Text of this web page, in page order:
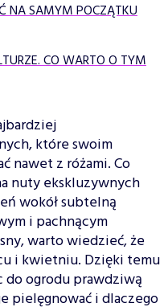
NA SAMYM POCZĄTKU
CO WARTO O TYM
które swoim
nawet z różami. Co
nuty ekskluzywnych
wokół subtelną
i pachnącym
warto wiedzieć, że
i kwietniu. Dzięki temu
ogrodu prawdziwą
pielęgnować i dlaczego